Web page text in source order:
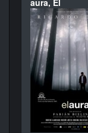
aura, El